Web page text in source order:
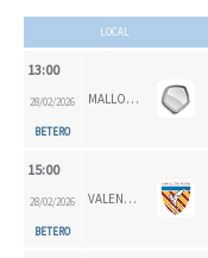
LOCAL
13:00
28/02/2026
BETERO
MALLORCA CH
15:00
28/02/2026
BETERO
VALENCIA CH 1924